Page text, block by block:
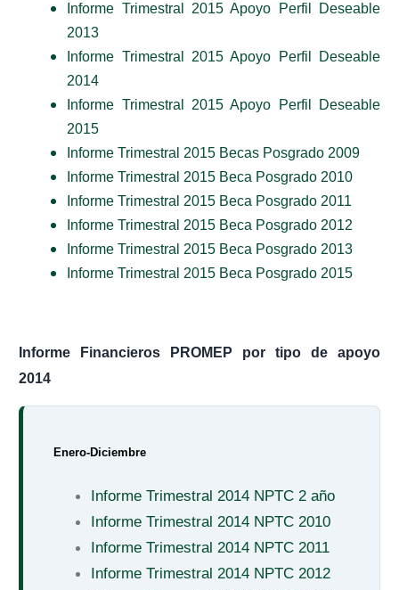
Informe Trimestral 2015 Apoyo Perfil Deseable
2013
Informe Trimestral 2015 Apoyo Perfil Deseable
2014
Informe Trimestral 2015 Apoyo Perfil Deseable
2015
Informe Trimestral 2015 Becas Posgrado 2009
Informe Trimestral 2015 Beca Posgrado 2010
Informe Trimestral 2015 Beca Posgrado 2011
Informe Trimestral 2015 Beca Posgrado 2012
Informe Trimestral 2015 Beca Posgrado 2013
Informe Trimestral 2015 Beca Posgrado 2015
Informe Financieros PROMEP por tipo de apoyo
2014
Enero-Diciembre
Informe Trimestral 2014 NPTC 2 año
Informe Trimestral 2014 NPTC 2010
Informe Trimestral 2014 NPTC 2011
Informe Trimestral 2014 NPTC 2012